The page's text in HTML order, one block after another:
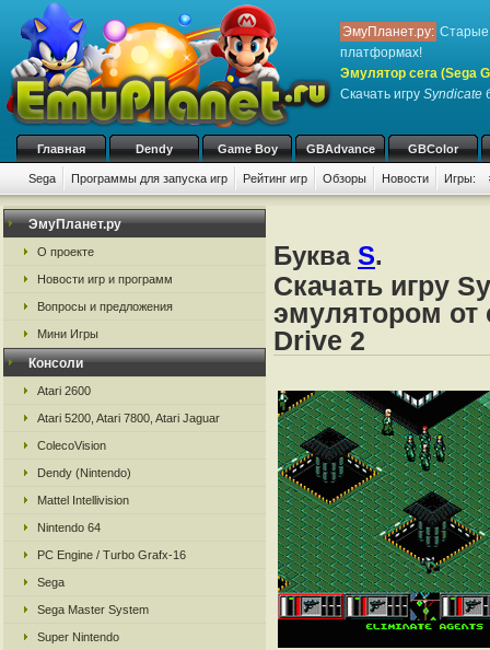
ЭмуПланет.ру: Старые
платформах!
Эмулятор сега (Sega
Скачать игру Syndicate
Главная Dendy Game Boy GBAdvance GBColor
Sega Программы для запуска игр Рейтинг игр Обзоры Новости Игры:
ЭмуПланет.ру
О проекте
Новости игр и программ
Вопросы и предложения
Мини Игры
Консоли
Atari 2600
Atari 5200, Atari 7800, Atari Jaguar
ColecoVision
Dendy (Nintendo)
Mattel Intellivision
Nintendo 64
PC Engine / Turbo Grafx-16
Sega
Sega Master System
Super Nintendo
Буква S.
Скачать игру
эмулятором от
Drive 2